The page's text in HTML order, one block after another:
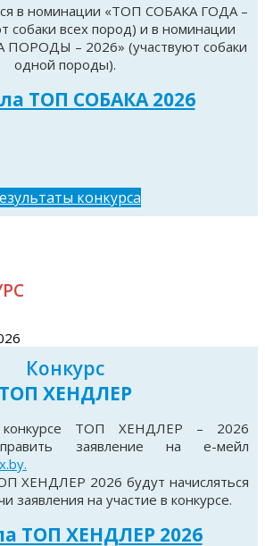
JUNIOR BOB QAYSARA
WINNER, VETERAN BOBEYDIS
в номинации «ТОП СОБАКА ГОДА –
собаки всех пород) и в номинации
– 2026» (участвуют собаки
одной породы).
ТОП СОБАКА 2026
конкурса
Конкурс
ТОП ХЕНДЛЕР
ТОП ХЕНДЛЕР – 2026
заявление на е-мейл
ХЕНДЛЕР 2026 будут начисляться
заявления на участие в конкурсе.
ТОП ХЕНДЛЕР 2026